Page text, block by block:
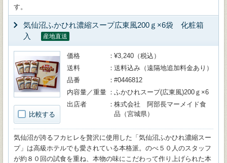
す。
気仙沼ふかひれ濃縮スープ広東風200ｇ×6袋 化粧箱
入
産地直送
比較する
価格
¥3,240（税込）
送料
送料込み（遠隔地追加料金あり）
品番
#0446812
内容量／重量
ふかひれスープ(広東風)200ｇ×6
出店者
株式会社 阿部長マーメイド食
品（宮城県）
気仙沼が誇るフカヒレを贅沢に使用した「気仙沼ふかひれ濃縮スー
プ」は高級ホテルでも愛されている本格派。のべ５０人のスタッフ
が約８０回の試食を重ね、本物の味にこだわって作り上げられた本